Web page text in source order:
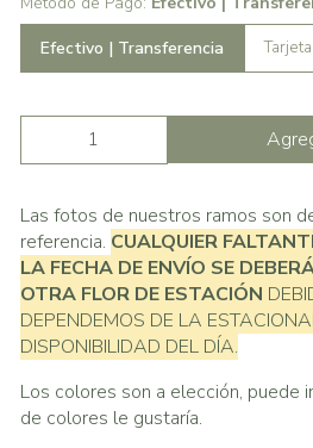
Efectivo | Transferencia
Las fotos de nuestros ramos son
referencia. CUALQUIER
LA FECHA DE ENVÍO SE
OTRA FLOR DE ESTACIÓN
DEPENDEMOS DE LA
DISPONIBILIDAD DEL DÍA.
Los colores son a elección, puede
de colores le gustaría.